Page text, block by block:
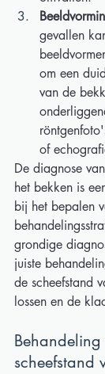
gevallen
om een
van de
of
De diagnose
het bekken is
bij het bepalen
grondige
juiste
de scheefstand
lossen en de
Behandeling
scheefstand